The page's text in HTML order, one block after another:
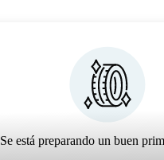
Se está preparando un buen